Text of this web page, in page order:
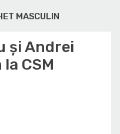
MASCULIN
și Andrei
CSM